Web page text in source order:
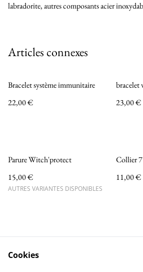
labradorite, autres composants acier
Articles connexes
Bracelet système immunitaire
22,00 €
bracelet
23,00 €
Parure Witch'protect
15,00 €
AUTRES VARIANTES DISPONIBLES
Collier 7
11,00 €
Cookies